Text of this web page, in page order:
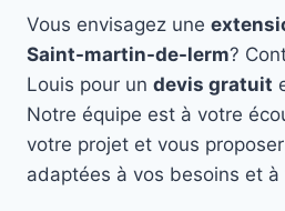
Vous envisagez une
Saint-martin-de-lerm?
Louis pour un devis gratuit
Notre équipe est à votre
votre projet et vous
adaptées à vos besoins et